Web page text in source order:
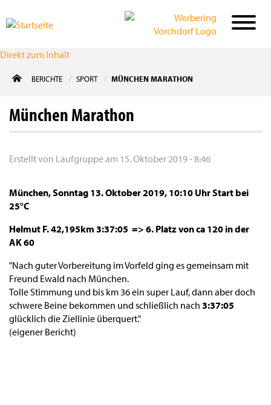
Direkt zum Inhalt
BERICHTE SPORT MÜNCHEN MARATHON
München Marathon
Erstellt von Laufgruppeam 15. Oktober 2019 - 8:46
München, Sonntag 13. Oktober 2019, 10:10 Uhr Start bei
25°C
Helmut F. 42,195km 3:37:05 => 6. Platz von ca 120 in der
AK 60
"Nach guter Vorbereitung im Vorfeld ging es gemeinsam mit
Freund Ewald nach München.
Tolle Stimmung und bis km 36 ein super Lauf, dann aber doch
schwere Beine bekommen und schließlich nach 3:37:05
glücklich die Ziellinie überquert."
(eigener Bericht)